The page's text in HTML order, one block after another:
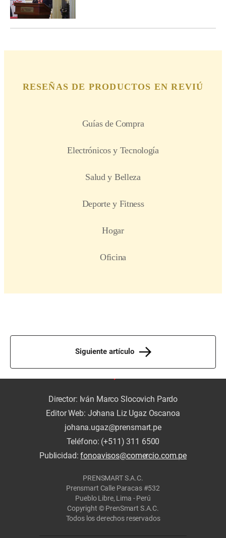
Siguiente artículo
Director: Iván Marco Slocovich Pardo
Editor Web: Johana Liz Ugaz Oscanoa
johana.ugaz@prensmart.pe
Teléfono: (+511) 311 6500
Publicidad:fonoavisos@comercio.com.pe
PRENSMART S.A.C.
Prensmart Calle Paracas #532
Pueblo Libre, Lima - Perú
Copyright © PrenSmart S.A.C.
Todos los derechos reservados